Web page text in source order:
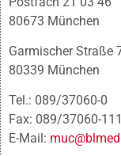
80673 München
Garmischer Straße
80339 München
Tel.: 089/37060-0
Fax: 089/37060-111
E-Mail: